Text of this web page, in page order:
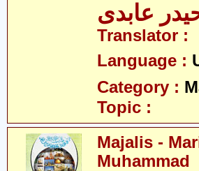
عابدی
Translator :
Language :
Category :
Topic :
Majalis -
Muhammad